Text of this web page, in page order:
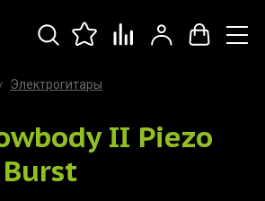
Электрогитары
II Piezo